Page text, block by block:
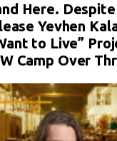
Here.
Yevhen
to Live”
Camp Over